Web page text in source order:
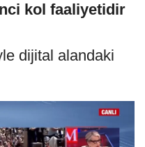
kol faaliyetidir
dijital alandaki